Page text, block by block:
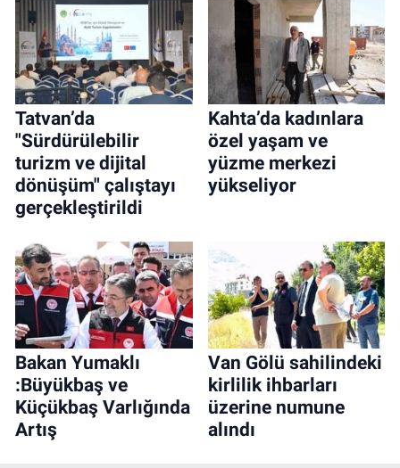
Tatvan’da
"Sürdürülebilir
turizm ve dijital
dönüşüm" çalıştayı
gerçekleştirildi
Kahta’da kadınlara
özel yaşam ve
yüzme merkezi
yükseliyor
Bakan Yumaklı
:Büyükbaş ve
Küçükbaş Varlığında
Artış
Van Gölü sahilindeki
kirlilik ihbarları
üzerine numune
alındı